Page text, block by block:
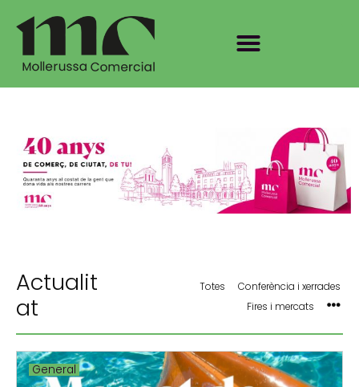
Actualit
at
Totes
Conferència i xerrades
Fires i mercats
General